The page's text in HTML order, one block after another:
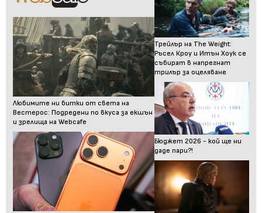
Любимите ни битки от света на
Вестерос: Подредени по вкуса за екшън
и зрелища на Webcafe
Трейлър на The Weight:
Ръсел Кроу и Итън Хоук се
събират в напрегнат
трилър за оцеляване
Бюджет 2026 - кой ще ни
даде пари?!